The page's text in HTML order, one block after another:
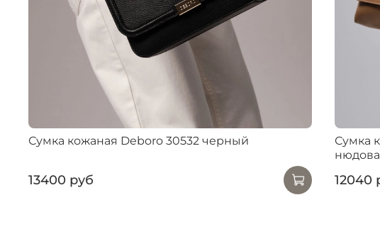
Сумка кожаная Deboro 30532 черный
13400 руб
Сумка
12040